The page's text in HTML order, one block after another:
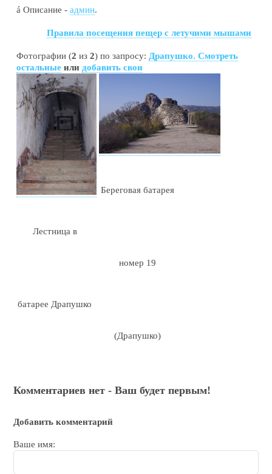
á Описание -админ.
Правила посещения пещер с летучими мышами
Фотографии (2 из2) по запросу: Драпушко. Смотреть
остальные или добавить свои
Лестница в
батарее Драпушко
Береговая батарея
номер 19
(Драпушко)
Комментариев нет - Ваш будет первым!
Добавить комментарий
Ваше имя: